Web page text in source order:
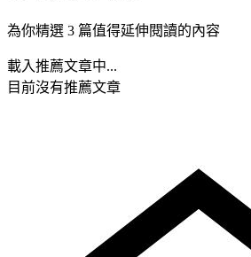
為你精選 3 篇值得延伸閱讀的內容
載入推薦文章中...
目前沒有推薦文章